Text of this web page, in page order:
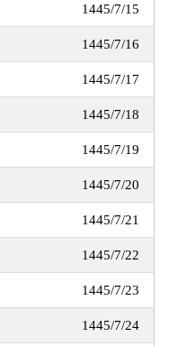
1445/7/15
1445/7/16
1445/7/17
1445/7/18
1445/7/19
1445/7/20
1445/7/21
1445/7/22
1445/7/23
1445/7/24